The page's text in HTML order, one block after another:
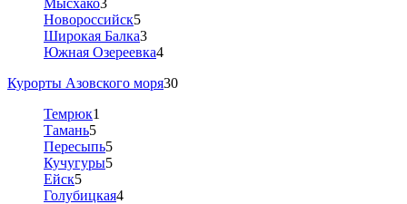
Мысхако3
Новороссийск5
Широкая Балка3
Южная Озереевка4
Курорты Азовского моря30
Темрюк1
Тамань5
Пересыпь5
Кучугуры5
Ейск5
Голубицкая4